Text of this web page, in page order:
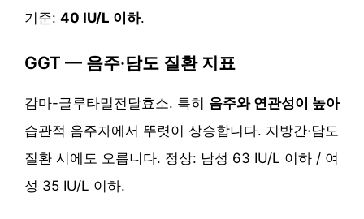
기준: 40 IU/L 이하.
GGT — 음주·담도 질환 지표
감마-글루타밀전달효소. 특히 음주와 연관성이 높아
습관적 음주자에서 뚜렷이 상승합니다. 지방간·담도
질환 시에도 오릅니다. 정상: 남성 63 IU/L 이하 / 여
성 35 IU/L 이하.